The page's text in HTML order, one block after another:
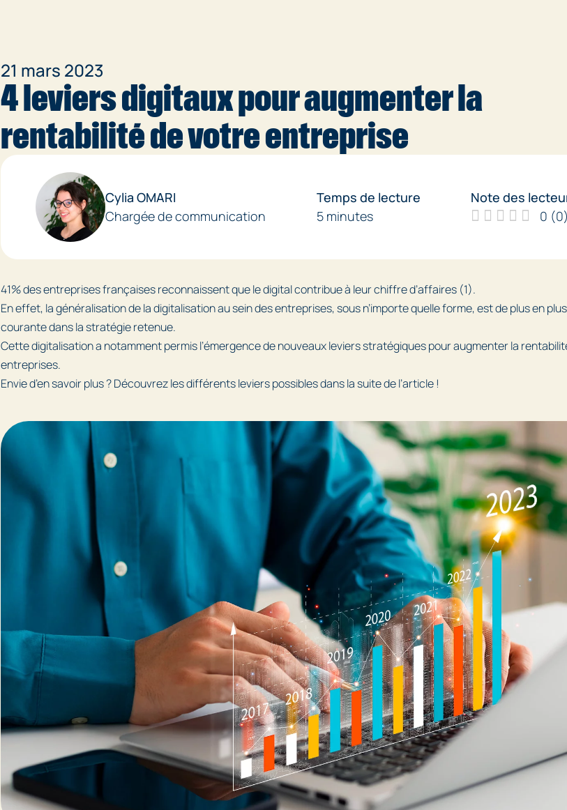
21 mars 2023
4 leviers digitaux pour augmenter la
rentabilité de votre entreprise
Cylia OMARI
Chargée de communication
Temps de lecture
5 minutes
Note des
0 (0
41% des entreprises françaises reconnaissent que le digital contribue à leur chiffre d’affaires (1).
En effet, la généralisation de la digitalisation au sein des entreprises, sous n’importe quelle forme, est de plus en plus
courante dans la stratégie retenue.
Cette digitalisation a notamment permis l’émergence de nouveaux leviers stratégiques pour augmenter la
entreprises.
Envie d’en savoir plus ? Découvrez les différents leviers possibles dans la suite de l’article !